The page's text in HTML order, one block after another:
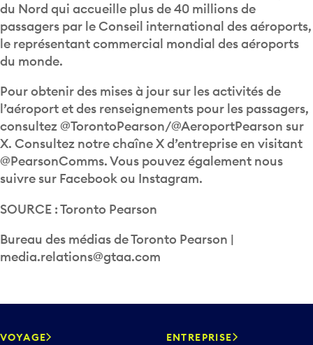
du Nord qui accueille plus de 40 millions de
passagers par le Conseil international des aéroports,
le représentant commercial mondial des aéroports
du monde.
Pour obtenir des mises à jour sur les activités de
l’aéroport et des renseignements pour les passagers,
consultez @TorontoPearson/@AeroportPearson sur
X. Consultez notre chaîne X d’entreprise en visitant
@PearsonComms. Vous pouvez également nous
suivre sur Facebook ou Instagram.
SOURCE : Toronto Pearson
Bureau des médias de Toronto Pearson |
media.relations@gtaa.com
VOYAGE ENTREPRISE